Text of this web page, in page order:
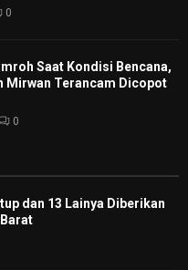
0
Saat Kondisi Bencana,
Mirwan Terancam Dicopot
0
dan 13 Lainya Diberikan